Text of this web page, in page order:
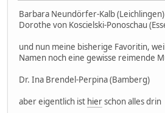
Barbara Neundörfer-Kalb (Leichlingen)
Dorothe von Koscielski-Ponoschau
und nun meine bisherige Favoritin,
Namen noch eine gewisse reimende
Dr. Ina Brendel-Perpina (Bamberg)
aber eigentlich ist hierschon alles drin